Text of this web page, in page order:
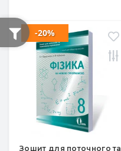
Зошит для поточного та
-20%